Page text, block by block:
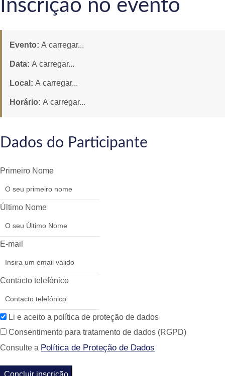
Inscrição no evento
Evento: A carregar...
Data: A carregar...
Local: A carregar...
Horário: A carregar...
Dados do Participante
Primeiro Nome
Último Nome
E-mail
Contacto telefónico
Li e aceito a política de proteção de dados
Consentimento para tratamento de dados (RGPD)
Consulte a Política de Proteção de Dados
Concluir inscrição